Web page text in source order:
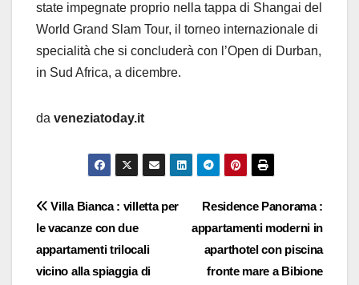
state impegnate proprio nella tappa di Shangai del
World Grand Slam Tour, il torneo internazionale di
specialità che si concluderà con l’Open di Durban,
in Sud Africa, a dicembre.
da veneziatoday.it
Navigazione
articoli
Residence Panorama :
appartamenti moderni in
aparthotel con piscina
fronte mare a Bibione
Villa Bianca : villetta per
le vacanze con due
appartamenti trilocali
vicino alla spiaggia di